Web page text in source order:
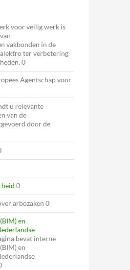
voor veilig werk is
vakbonden in de
ter verbetering
0
Agentschap voor
u relevante
van de
door de
0
arbozaken 0
en
bevat interne
en